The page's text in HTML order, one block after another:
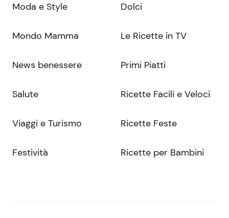
Moda e Style
Mondo Mamma
News benessere
Salute
Viaggi e Turismo
Festività
Dolci
Le Ricette in TV
Primi Piatti
Ricette Facili e Veloci
Ricette Feste
Ricette per Bambini